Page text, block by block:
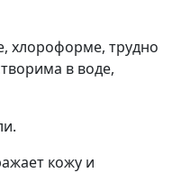
хлороформе, трудно
в воде,
кожу и